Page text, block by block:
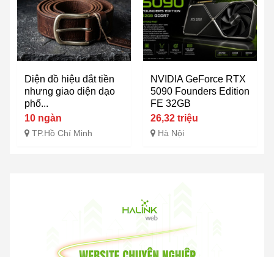
Diện đồ hiệu đắt tiền
nhưng giao diện dạo
phố...
10 ngàn
TP.Hồ Chí Minh
NVIDIA GeForce RTX
5090 Founders Edition
FE 32GB
26,32 triệu
Hà Nội